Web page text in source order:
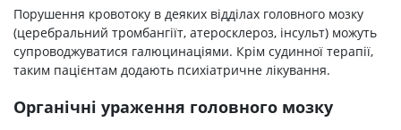
Порушення кровотоку в деяких відділах головного мозку
(церебральний тромбангіїт, атеросклероз, інсульт) можуть
супроводжуватися галюцинаціями. Крім судинної терапії,
таким пацієнтам додають психіатричне лікування.
Органічні ураження головного мозку